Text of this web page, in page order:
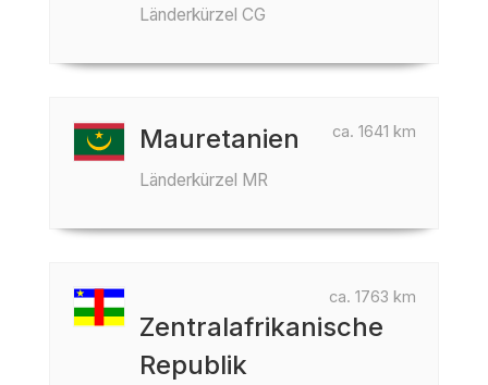
Länderkürzel CG
ca. 1641 km
Mauretanien
Länderkürzel MR
ca. 1763 km
Zentralafrikanische
Republik